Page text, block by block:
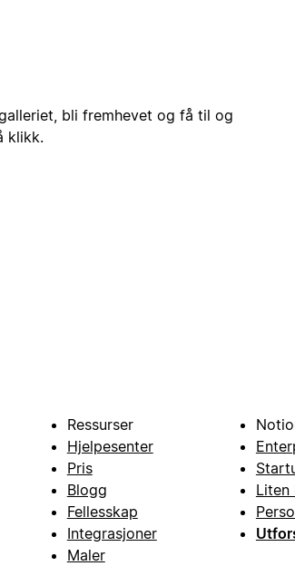
bli fremhevet og få til og
klikk.
Ressurser
Hjelpesenter
Pris
Blogg
Fellesskap
Integrasjoner
Maler
Liten